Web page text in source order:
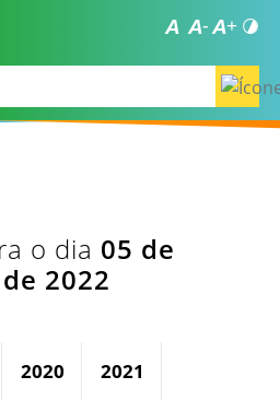
o dia 05 de
2022
2020 2021